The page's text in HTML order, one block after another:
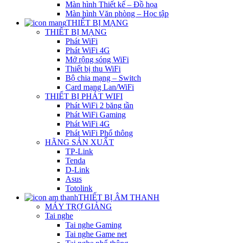
Màn hình Thiết kế – Đồ họa
Màn hình Văn phòng – Học tập
THIẾT BỊ MẠNG
THIẾT BỊ MẠNG
Phát WiFi
Phát WiFi 4G
Mở rộng sóng WiFi
Thiết bị thu WiFi
Bộ chia mạng – Switch
Card mạng Lan/WiFi
THIẾT BỊ PHÁT WIFI
Phát WiFi 2 băng tần
Phát WiFi Gaming
Phát WiFi 4G
Phát WiFi Phổ thông
HÃNG SẢN XUẤT
TP-Link
Tenda
D-Link
Asus
Totolink
THIẾT BỊ ÂM THANH
MÁY TRỢ GIẢNG
Tai nghe
Tai nghe Gaming
Tai nghe Game net